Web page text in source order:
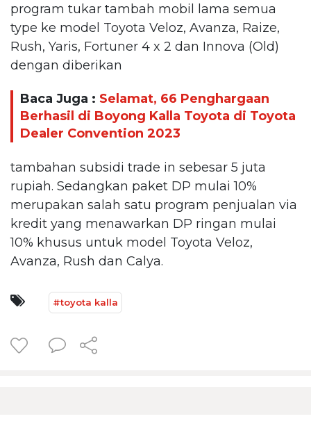
program tukar tambah mobil lama semua
type ke model Toyota Veloz, Avanza, Raize,
Rush, Yaris, Fortuner 4 x 2 dan Innova (Old)
dengan diberikan
Baca Juga : Selamat, 66 Penghargaan
Berhasil di Boyong Kalla Toyota di Toyota
Dealer Convention 2023
tambahan subsidi trade in sebesar 5 juta
rupiah. Sedangkan paket DP mulai 10%
merupakan salah satu program penjualan via
kredit yang menawarkan DP ringan mulai
10% khusus untuk model Toyota Veloz,
Avanza, Rush dan Calya.
#toyota kalla